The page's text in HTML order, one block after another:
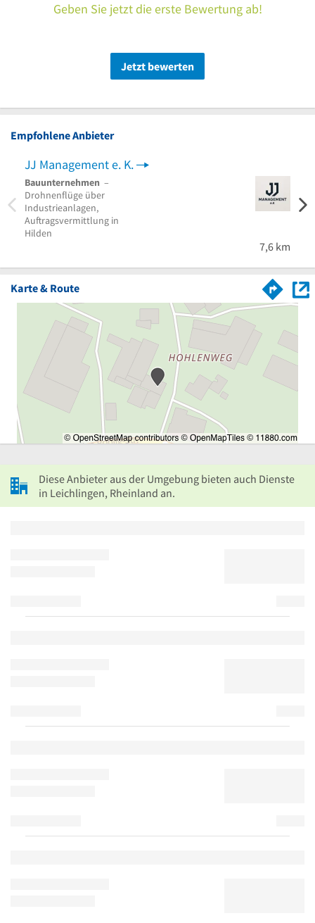
Geben Sie jetzt die erste Bewertung ab!
Jetzt bewerten
Empfohlene Anbieter
JJ Management e. K.
Bauunternehmen –
Drohnenflüge über
Industrieanlagen,
Auftragsvermittlung in
Hilden
7,6 km
Karte & Route
Diese Anbieter aus der Umgebung bieten auch Dienste
in Leichlingen, Rheinland an.